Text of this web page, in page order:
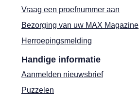
Vraag een proefnummer aan
Bezorging van uw MAX Magazine
Herroepingsmelding
Handige informatie
Aanmelden nieuwsbrief
Puzzelen